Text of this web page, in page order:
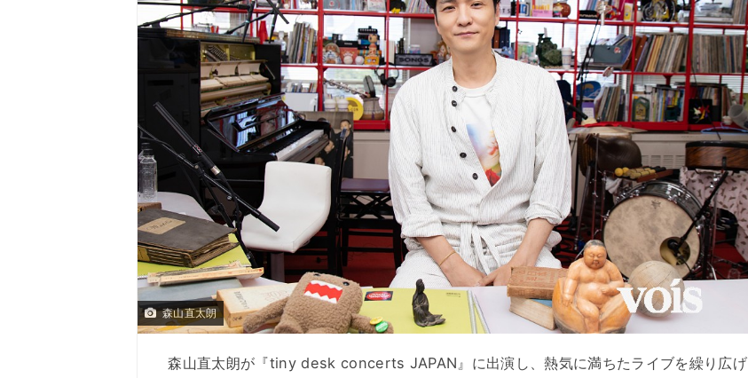
森山直太朗
森山直太朗が『tiny desk concerts JAPAN』に出演し、熱気に満ちたライブを繰り広げ